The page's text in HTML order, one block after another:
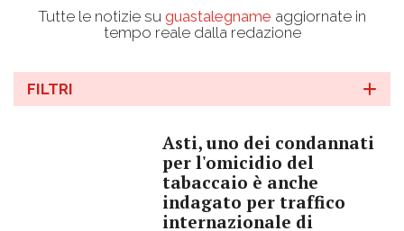
Tutte le notizie su guastalegname aggiornate in
tempo reale dalla redazione
FILTRI
Asti, uno dei condannati
per l'omicidio del
tabaccaio è anche
indagato per traffico
internazionale di